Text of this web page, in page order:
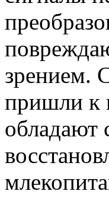
зрением.
пришли к
обладают